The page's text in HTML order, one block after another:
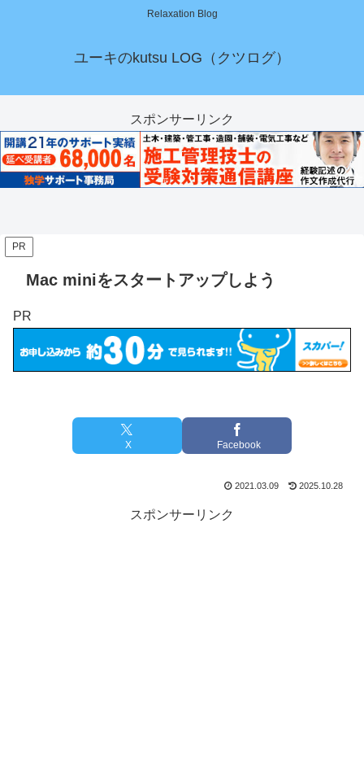
Relaxation Blog
ユーキのkutsu LOG（クツログ）
スポンサーリンク
PR
Mac miniをスタートアップしよう
PR
X Facebook
2021.03.09 2025.10.28
スポンサーリンク